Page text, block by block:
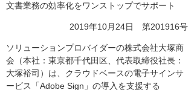
文書業務の効率化をワンストップでサポート
2019年10月24日 第201916号
ソリューションプロバイダーの株式会社大塚商
会（本社：東京都千代田区、代表取締役社長：
大塚裕司）は、クラウドベースの電子サインサ
ービス「Adobe Sign」の導入を支援する